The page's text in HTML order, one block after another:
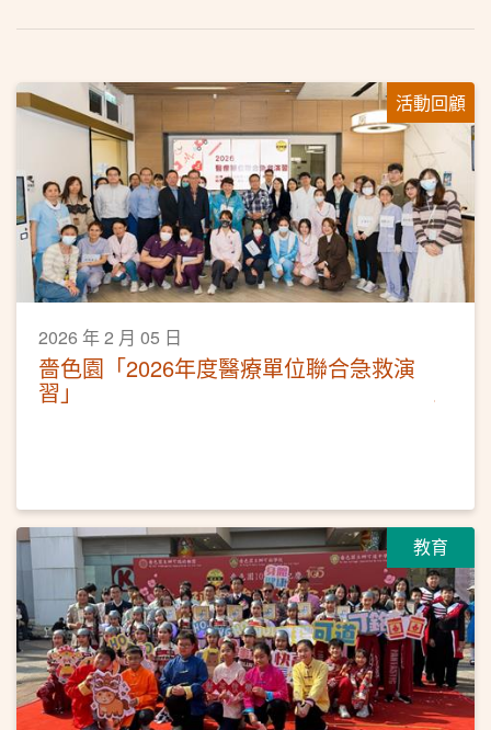
活動回顧
2026 年 2 月 05 日
嗇色園「2026年度醫療單位聯合急救演
習」
教育